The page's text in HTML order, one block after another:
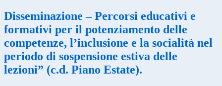
Disseminazione – Percorsi educativi e
formativi per il potenziamento delle
competenze, l’inclusione e la socialità nel
periodo di sospensione estiva delle
lezioni” (c.d. Piano Estate).